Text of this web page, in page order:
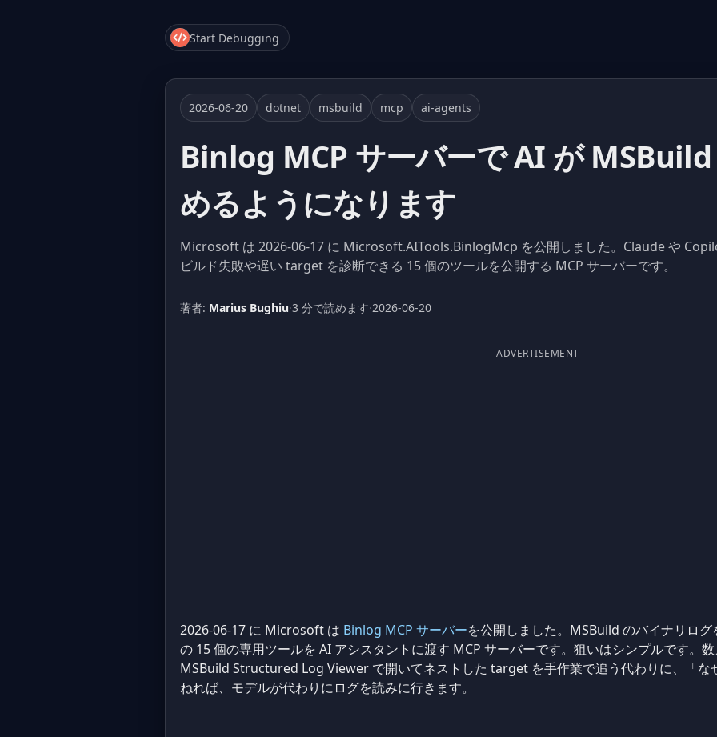
Start Debugging
2026-06-20 dotnet msbuild mcp ai-agents
Binlog MCP サーバーで AI が
めるようになります
Microsoft は 2026-06-17 に Microsoft.AITools.BinlogMcp を公開しました。Claude や
ビルド失敗や遅い target を診断できる 15 個のツールを公開する MCP サーバーです。
著者: Marius Bughiu·3 分で読めます·2026-06-20
ADVERTISEMENT
2026-06-17 に Microsoft は Binlog MCP サーバーを公開しました。MSBuild のバイナリロ
の 15 個の専用ツールを AI アシスタントに渡す MCP サーバーです。狙いはシンプルです。
MSBuild Structured Log Viewer で開いてネストした target を手作業で追う代わりに、「な
ねれば、モデルが代わりにログを読みに行きます。